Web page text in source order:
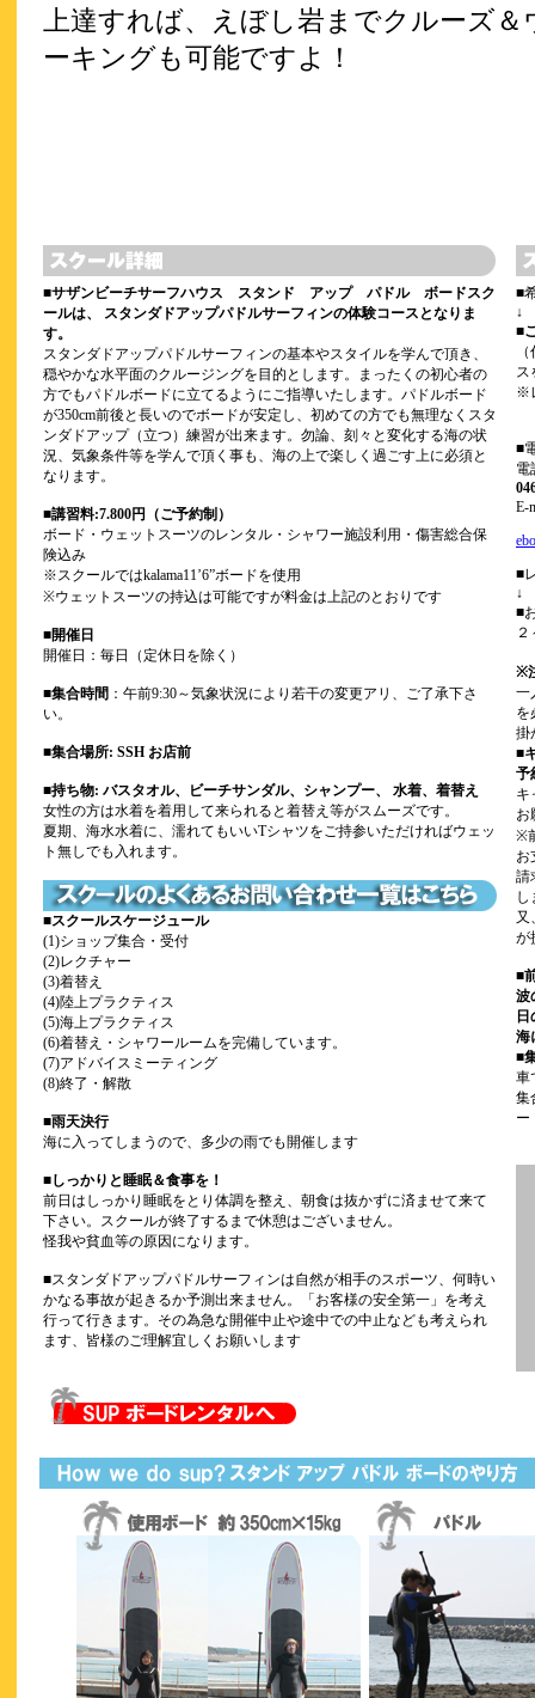
上達すれば、えぼし岩までクルーズ
ーキングも可能ですよ！
■サザンビーチサーフハウス スタンド アップ パドル ボードスク
ールは、 スタンダドアップパドルサーフィンの体験コースとなりま
す。
スタンダドアップパドルサーフィンの基本やスタイルを学んで頂き、
穏やかな水平面のクルージングを目的とします。まったくの初心者の
方でもパドルボードに立てるようにご指導いたします。パドルボード
が350cm前後と長いのでボードが安定し、初めての方でも無理なくスタ
ンダドアップ（立つ）練習が出来ます。勿論、刻々と変化する海の状
況、気象条件等を学んで頂く事も、海の上で楽しく過ごす上に必須と
なります。
■講習料:7.800円（ご予約制）
ボード・ウェットスーツのレンタル・シャワー施設利用・傷害総合保
険込み
※スクールではkalama11’6”ボードを使用
※ウェットスーツの持込は可能ですが料金は上記のとおりです
■開催日
開催日：毎日（定休日を除く）
■集合時間 ：午前9:30～気象状況により若干の変更アリ、ご了承下さ
い。
■集合場所: SSH お店前
■持ち物: バスタオル、ビーチサンダル、シャンプー、 水着、着替え
女性の方は水着を着用して来られると着替え等がスムーズです。
夏期、海水水着に、濡れてもいいTシャツをご持参いただければウェッ
ト無しでも入れます。
■スクールスケージュール
(1)ショップ集合・受付
(2)レクチャー
(3)着替え
(4)陸上プラクティス
(5)海上プラクティス
(6)着替え・シャワールームを完備しています。
(7)アドバイスミーティング
(8)終了・解散
■雨天決行
海に入ってしまうので、多少の雨でも開催します
■しっかりと睡眠＆食事を！
前日はしっかり睡眠をとり体調を整え、朝食は抜かずに済ませて来て
下さい。スクールが終了するまで休憩はございません。
怪我や貧血等の原因になります。
■スタンダドアップパドルサーフィンは自然が相手のスポーツ、何時い
かなる事故が起きるか予測出来ません。「お客様の安全第一」を考え
行って行きます。その為急な開催中止や途中での中止なども考えられ
ます、皆様のご理解宜しくお願いします
■
↓
■
ス
※
■
電
E-
■
↓
■
※
一
を
掛
■
予
キ
お
※
お
請
し
又
が
■
波
海
■
車
集
ー